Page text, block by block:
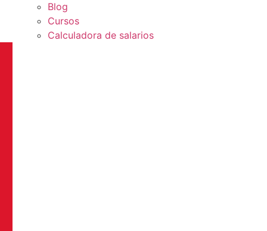
Blog
Cursos
Calculadora de salarios